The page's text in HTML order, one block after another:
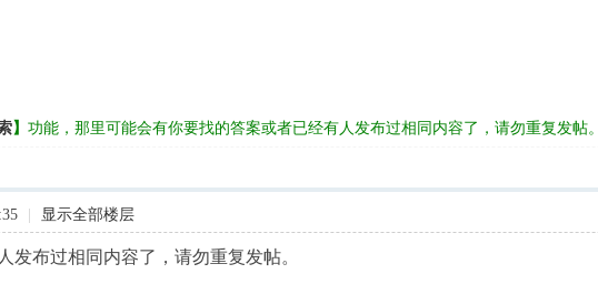
】功能，那里可能会有你要找的答案或者已经有人发布过相同内容了，请勿重复发帖
显示全部楼层
发布过相同内容了，请勿重复发帖。